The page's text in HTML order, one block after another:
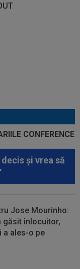
și vrea să
Jose Mourinho:
găsit înlocuitor,
a ales-o pe